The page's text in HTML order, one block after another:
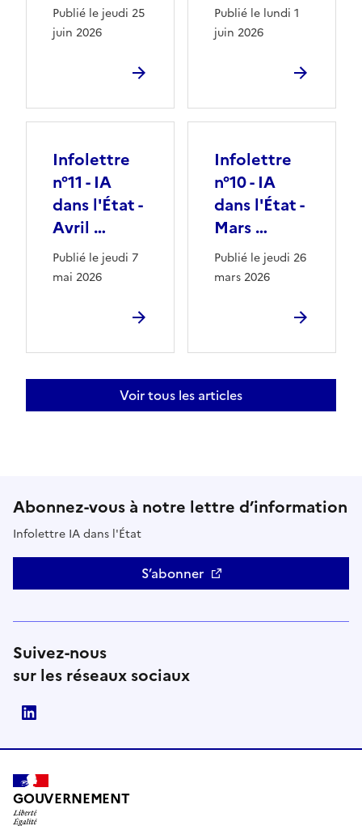
Publié le jeudi 25
juin 2026
Publié le lundi 1
juin 2026
Infolettre
n°11 - IA
dans l'État -
Avril …
Publié le jeudi 7
mai 2026
Infolettre
n°10 - IA
dans l'État -
Mars …
Publié le jeudi 26
mars 2026
Voir tous les articles
Abonnez-vous à notre lettre d’information
Infolettre IA dans l'État
S’abonner
Suivez-nous
sur les réseaux sociaux
GOUVERNEMENT